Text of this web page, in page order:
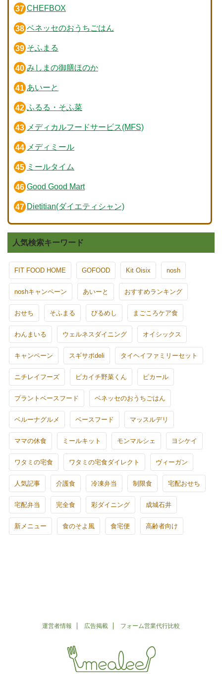
CHEFBOX
ベネッセのおうちごはん
そふまる
みしまの御膳ほのか
あいーと
ふるる・そふ菜
メディカルフードサービス(MFS)
メディミール
ミールタイム
Good Good Mart
Dietitian(ダイエティシャン)
人気検索キーワード
FIT FOOD HOME GOFOOD Kit Oisix nosh
noshキャンペーン あいーと おすすめランキング
おせち そふまる びるめし まごころケア食
わんまいる ウェルネスダイニング オイシックス
キャンペーン スギサポdeli タイヘイファミリーセット
ニチレイフーズ ピカイチ野菜くん ピカール
プラントベースフード ベネッセのおうちごはん
ベルーナグルメ ベースフード マッスルデリ
ママの休食 ミールキット モンマルシェ ヨシケイ
ワタミの宅食 ワタミの宅食ダイレクト ヴィーガン
人気記事 介護食 冷凍弁当 制限食 宅配おせち
宅配弁当 完全食 彩ダイニング 成城石井
新メニュー 食のそよ風 食宅便 高齢者向け
運営者情報 広告掲載 フォーム営業代行比較